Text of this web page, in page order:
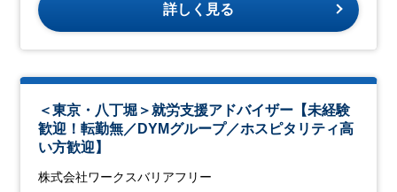
詳しく見る
＜東京・八丁堀＞就労支援アドバイザー【未経験
歓迎！転勤無／DYMグループ／ホスピタリティ高
い方歓迎】
株式会社ワークスバリアフリー